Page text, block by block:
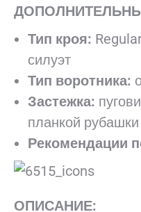
Тип кроя:
силуэт
Тип воротника:
Застежка:
планкой рубашки
Рекомендации
ОПИСАНИЕ: